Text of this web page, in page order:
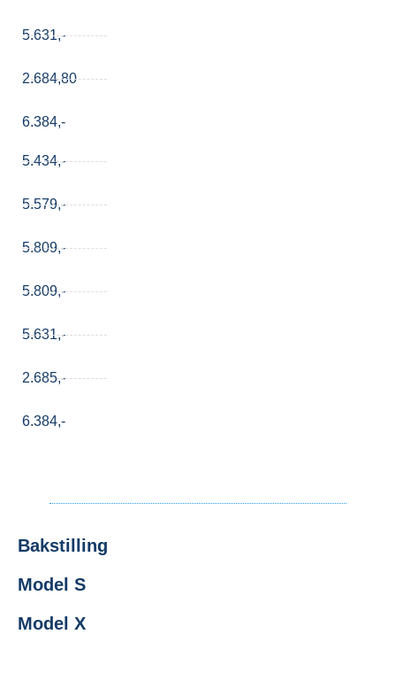
5.631,-
2.684,80
6.384,-
5.434,-
5.579,-
5.809,-
5.809,-
5.631,-
2.685,-
6.384,-
Bakstilling
Model S
Model X